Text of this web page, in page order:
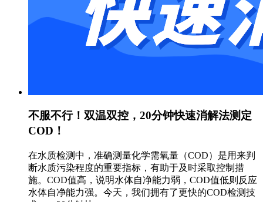
不服不行！双温双控，20分钟快速消解法测定
COD！
在水质检测中，准确测量化学需氧量（COD）是用来判
断水质污染程度的重要指标，有助于及时采取控制措
施。COD值高，说明水体自净能力弱，COD值低则反应
水体自净能力强。今天，我们拥有了更快的COD检测技